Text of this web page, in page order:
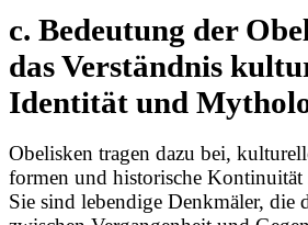
c. Bedeutung der
das Verständnis
Identität und
Obelisken tragen dazu bei,
formen und historische Kontinuität
Sie sind lebendige Denkmäler, die